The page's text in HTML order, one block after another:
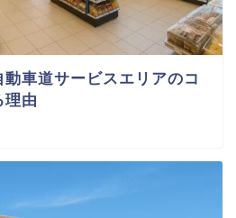
車道サービスエリアのコ
理由